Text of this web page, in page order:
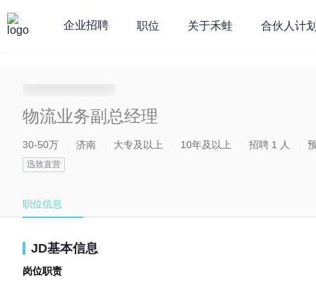
企业招聘 职位 关于禾蛙 合伙人计
物流业务副总经理
30-50万 济南 大专及以上 10年及以上 招聘 1 人
迅致直营
职位信息
JD基本信息
岗位职责